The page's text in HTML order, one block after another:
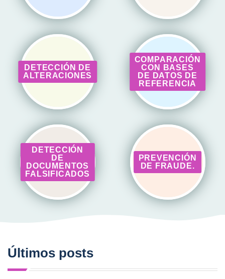
DETECCIÓN DE
ALTERACIONES
COMPARACIÓN
CON BASES
DE DATOS DE
REFERENCIA
DETECCIÓN
DE
DOCUMENTOS
FALSIFICADOS
PREVENCIÓN
DE FRAUDE.
Últimos posts